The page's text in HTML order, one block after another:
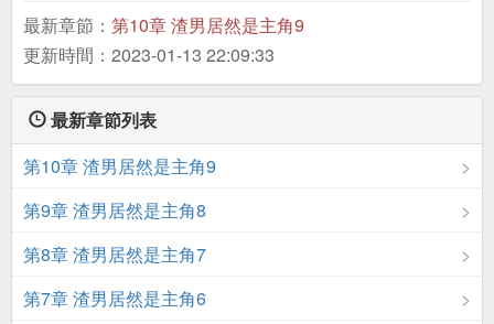
最新章節： 第10章 渣男居然是主角9
更新時間：2023-01-13 22:09:33
最新章節列表
第10章 渣男居然是主角9
第9章 渣男居然是主角8
第8章 渣男居然是主角7
第7章 渣男居然是主角6